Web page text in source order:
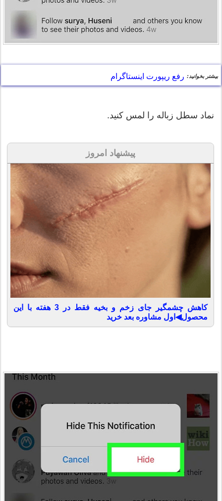
بیشتر بخوانید: رفع ریپورت اینستاگرام
نماد سطل زباله را لمس کنید.
پیشنهاد امروز
کاهش چشمگیر جای زخم و بخیه فقط در 3 هفته با این
محصول◀اول مشاوره بعد خرید